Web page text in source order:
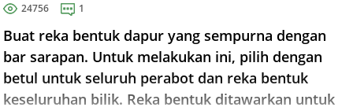
24756 1
Buat reka bentuk dapur yang sempurna dengan
bar sarapan. Untuk melakukan ini, pilih dengan
betul untuk seluruh perabot dan reka bentuk
keseluruhan bilik. Reka bentuk ditawarkan untuk